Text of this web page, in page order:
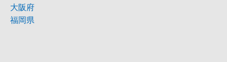
大阪府
福岡県